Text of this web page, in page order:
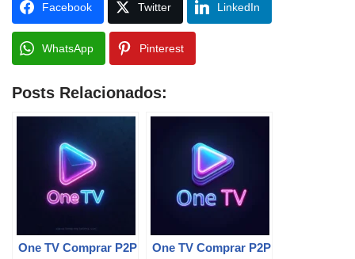
Facebook Twitter LinkedIn
WhatsApp Pinterest
Posts Relacionados:
One TV Comprar P2P
One TV Comprar P2P